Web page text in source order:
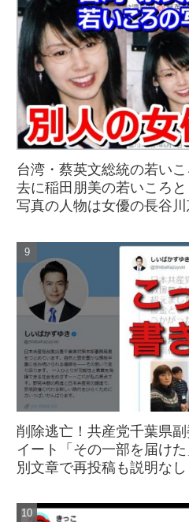
台湾・蔡英文総統の若い
去に稲田朋美の若いころと
写真の人物は女優の長谷川
削除逃亡！共産党千葉県
イート「その一部を届け
別文章で再投稿も説明なし